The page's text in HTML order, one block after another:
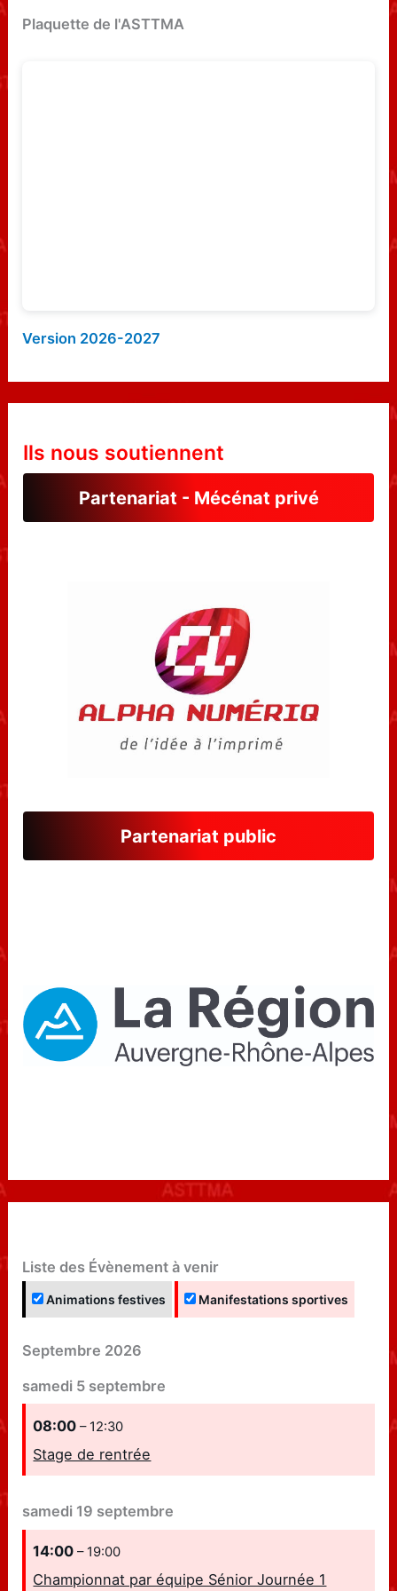
e
Plaquette de l'ASTTMA
Version 2026-2027
Ils nous soutiennent
Partenariat - Mécénat privé
Partenariat public
Liste des Évènement à venir
Animations festives Manifestations sportives
Septembre 2026
samedi 5 septembre
08:00– 12:30
Stage de rentrée
samedi 19 septembre
14:00– 19:00
Championnat par équipe Sénior Journée 1